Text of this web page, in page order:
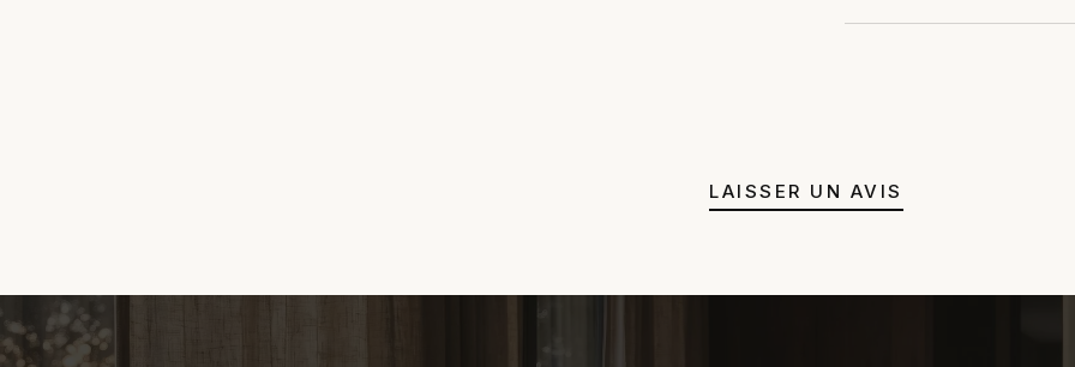
LAISSER UN AVIS